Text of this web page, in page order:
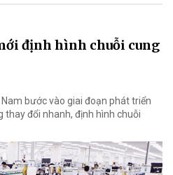
định hình chuỗi cung
bước vào giai đoạn phát triển
thay đổi nhanh, định hình chuỗi